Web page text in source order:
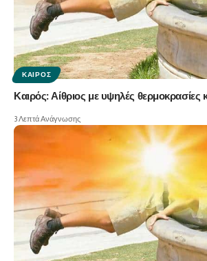
ΚΑΙΡΌΣ
Καιρός: Αίθριος με υψηλές θερμοκρασίες
3 Λεπτά Ανάγνωσης